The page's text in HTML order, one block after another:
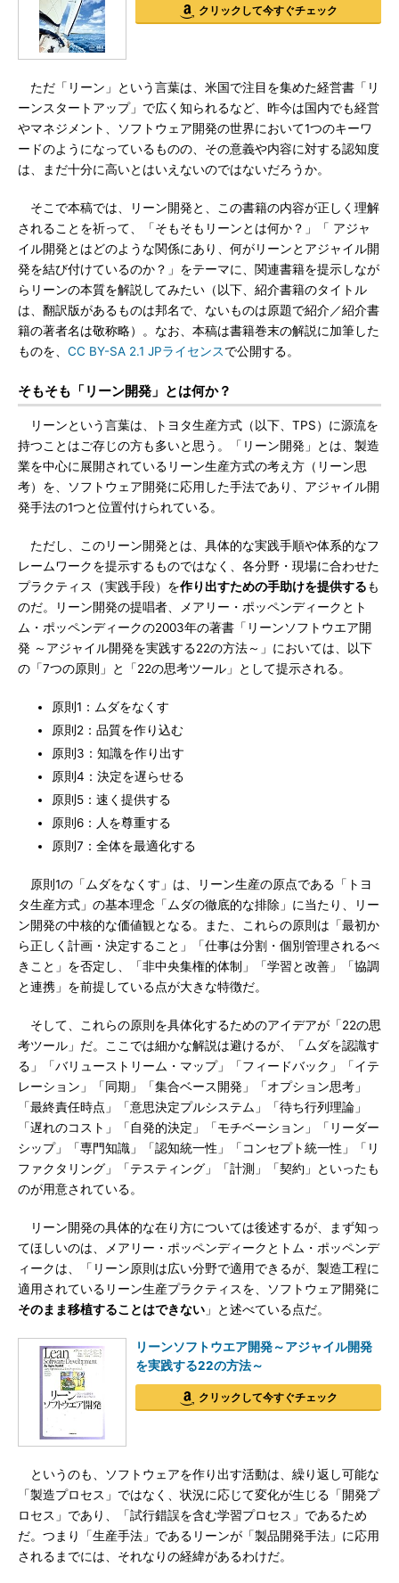
クリックして今すぐチェック
ただ「リーン」という言葉は、米国で注目を集めた経営書「リ
ーンスタートアップ」で広く知られるなど、昨今は国内でも経営
やマネジメント、ソフトウェア開発の世界において1つのキーワ
ードのようになっているものの、その意義や内容に対する認知度
は、まだ十分に高いとはいえないのではないだろうか。
そこで本稿では、リーン開発と、この書籍の内容が正しく理解
されることを祈って、「そもそもリーンとは何か？」「 アジャ
イル開発とはどのような関係にあり、何がリーンとアジャイル開
発を結び付けているのか？」をテーマに、関連書籍を提示しなが
らリーンの本質を解説してみたい（以下、紹介書籍のタイトル
は、翻訳版があるものは邦名で、ないものは原題で紹介／紹介書
籍の著者名は敬称略）。なお、本稿は書籍巻末の解説に加筆した
ものを、 CC BY-SA 2.1 JPライセンスで公開する。
そもそも「リーン開発」とは何か？
リーンという言葉は、トヨタ生産方式（以下、TPS）に源流を
持つことはご存じの方も多いと思う。「リーン開発」とは、製造
業を中心に展開されているリーン生産方式の考え方（リーン思
考）を、ソフトウェア開発に応用した手法であり、アジャイル開
発手法の1つと位置付けられている。
ただし、このリーン開発とは、具体的な実践手順や体系的なフ
レームワークを提示するものではなく、各分野・現場に合わせた
プラクティス（実践手段）を作り出すための手助けを提供するも
のだ。リーン開発の提唱者、メアリー・ポッペンディークとト
ム・ポッペンディークの2003年の著書「リーンソフトウエア開
発 ～アジャイル開発を実践する22の方法～」においては、以下
の「7つの原則」と「22の思考ツール」として提示される。
原則1：ムダをなくす
原則2：品質を作り込む
原則3：知識を作り出す
原則4：決定を遅らせる
原則5：速く提供する
原則6：人を尊重する
原則7：全体を最適化する
原則1の「ムダをなくす」は、リーン生産の原点である「トヨ
タ生産方式」の基本理念「ムダの徹底的な排除」に当たり、リー
ン開発の中核的な価値観となる。また、これらの原則は「最初か
ら正しく計画・決定すること」「仕事は分割・個別管理されるべ
きこと」を否定し、「非中央集権的体制」「学習と改善」「協調
と連携」を前提している点が大きな特徴だ。
そして、これらの原則を具体化するためのアイデアが「22の思
考ツール」だ。ここでは細かな解説は避けるが、「ムダを認識す
る」「バリューストリーム・マップ」「フィードバック」「イテ
レーション」「同期」「集合ベース開発」「オプション思考」
「最終責任時点」「意思決定プルシステム」「待ち行列理論」
「遅れのコスト」「自発的決定」「モチベーション」「リーダー
シップ」「専門知識」「認知統一性」「コンセプト統一性」「リ
ファクタリング」「テスティング」「計測」「契約」といったも
のが用意されている。
リーン開発の具体的な在り方については後述するが、まず知っ
てほしいのは、メアリー・ポッペンディークとトム・ポッペンデ
ィークは、「リーン原則は広い分野で適用できるが、製造工程に
適用されているリーン生産プラクティスを、ソフトウェア開発に
そのまま移植することはできない 」と述べている点だ。
リーンソフトウエア開発～アジャイル開発
を実践する22の方法～
クリックして今すぐチェック
というのも、ソフトウェアを作り出す活動は、繰り返し可能な
「製造プロセス」ではなく、状況に応じて変化が生じる「開発プ
ロセス」であり、「試行錯誤を含む学習プロセス」であるため
だ。つまり「生産手法」であるリーンが「製品開発手法」に応用
されるまでには、それなりの経緯があるわけだ。